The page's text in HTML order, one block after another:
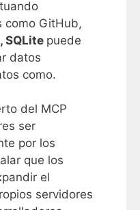
como GitHub,
SQLite puede
datos
como.
del MCP
ser
por los
que los
el
servidores